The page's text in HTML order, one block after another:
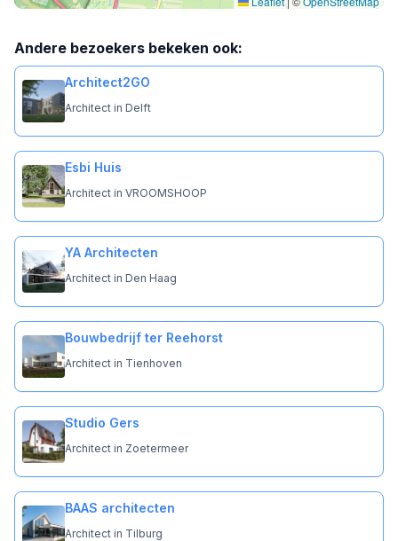
Andere bezoekers bekeken ook:
Architect2GO
Architect in Delft
Esbi Huis
Architect in VROOMSHOOP
YA Architecten
Architect in Den Haag
Bouwbedrijf ter Reehorst
Architect in Tienhoven
Studio Gers
Architect in Zoetermeer
BAAS architecten
Architect in Tilburg